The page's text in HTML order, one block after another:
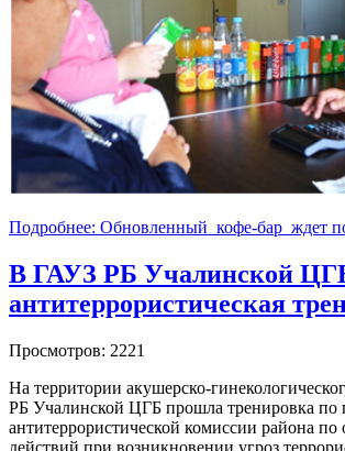
Подробнее: Обновленный кофе-бар ждет
В ГАУЗ РБ Учалинской
антитеррористическая
Просмотров: 2221
На территории акушерско-
РБ Учалинской ЦГБ прошла тренировка по
антитеррористической комиссии района по
действий при возникновении угроз